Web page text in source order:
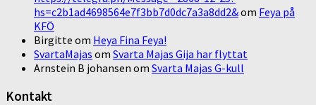
hs=c2b1ad4698564e7f3bb7d0dc7a3a8dd2&om Feya på
KFÖ
Birgitte om Heya Fina Feya!
SvartaMajas om Svarta Majas Gija har flyttat
Arnstein B johansen om Svarta Majas G-kull
Kontakt